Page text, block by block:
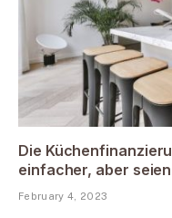
Die
einfacher, aber
February 4, 2023